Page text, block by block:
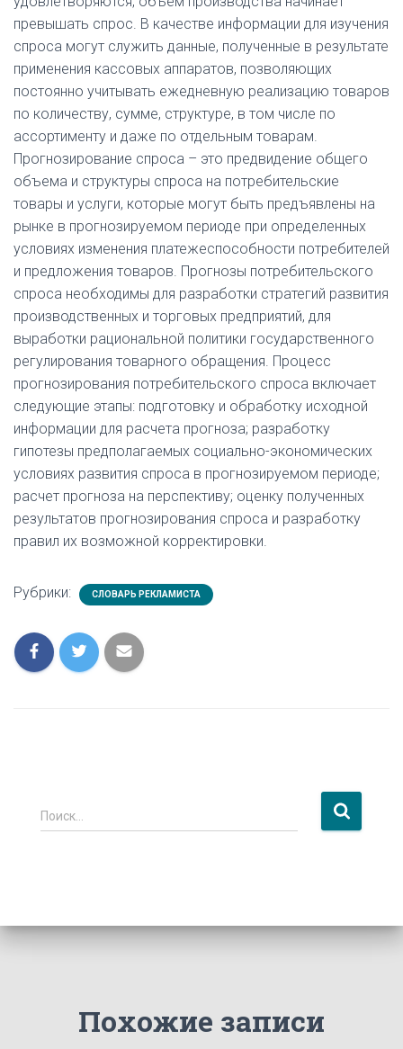
превышать спрос. В качестве информации для изучения
спроса могут служить данные, полученные в результате
применения кассовых аппаратов, позволяющих
постоянно учитывать ежедневную реализацию товаров
по количеству, сумме, структуре, в том числе по
ассортименту и даже по отдельным товарам.
Прогнозирование спроса – это предвидение общего
объема и структуры спроса на потребительские
товары и услуги, которые могут быть предъявлены на
рынке в прогнозируемом периоде при определенных
условиях изменения платежеспособности потребителей
и предложения товаров. Прогнозы потребительского
спроса необходимы для разработки стратегий развития
производственных и торговых предприятий, для
выработки рациональной политики государственного
регулирования товарного обращения. Процесс
прогнозирования потребительского спроса включает
следующие этапы: подготовку и обработку исходной
информации для расчета прогноза; разработку
гипотезы предполагаемых социально-экономических
условиях развития спроса в прогнозируемом периоде;
расчет прогноза на перспективу; оценку полученных
результатов прогнозирования спроса и разработку
правил их возможной корректировки.
Рубрики: СЛОВАРЬ РЕКЛАМИСТА
Н
а
:
Поиск…
Похожие записи